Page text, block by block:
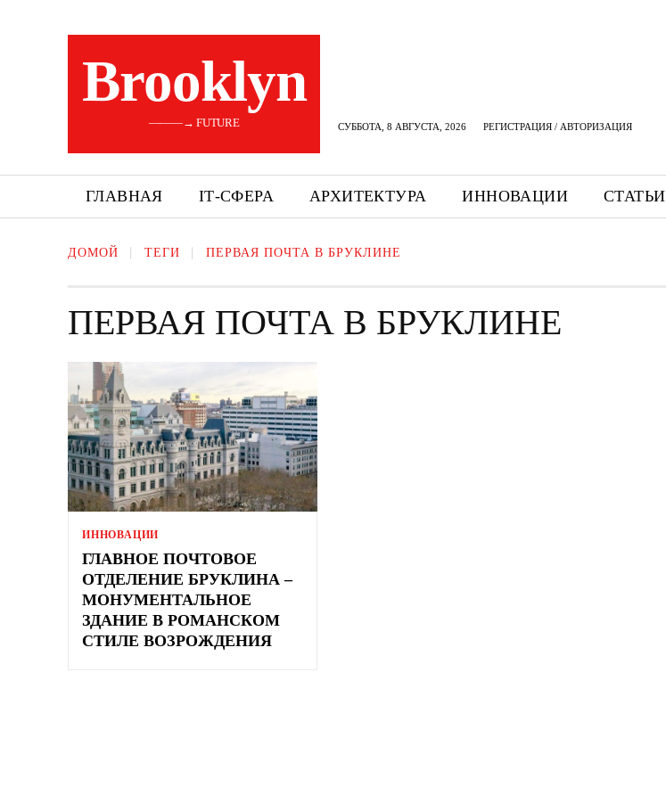
Brooklyn
———→ FUTURE СУББОТА, 8 АВГУСТА, 2026 РЕГИСТРАЦИЯ / АВТОРИЗАЦИЯ
ГЛАВНАЯ ІТ-СФЕРА АРХИТЕКТУРА ИННОВАЦИИ СТАТЬИ
ДОМОЙ ТЕГИ ПЕРВАЯ ПОЧТА В БРУКЛИНЕ
ПЕРВАЯ ПОЧТА В БРУКЛИНЕ
ИННОВАЦИИ
ГЛАВНОЕ ПОЧТОВОЕ
ОТДЕЛЕНИЕ БРУКЛИНА –
МОНУМЕНТАЛЬНОЕ
ЗДАНИЕ В РОМАНСКОМ
СТИЛЕ ВОЗРОЖДЕНИЯ